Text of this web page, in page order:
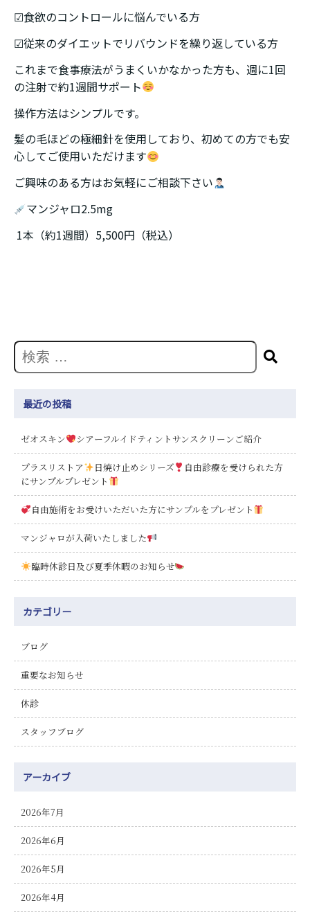
☑︎食欲のコントロールに悩んでいる方
☑︎従来のダイエットでリバウンドを繰り返している方
これまで食事療法がうまくいかなかった方も、週に1回
の注射で約1週間サポート
操作方法はシンプルです。
髪の毛ほどの極細針を使用しており、初めての方でも安
心してご使用いただけます
ご興味のある方はお気軽にご相談下さい
マンジャロ2.5mg
1本（約1週間）5,500円（税込）
最近の投稿
ゼオスキン シアーフルイドティントサンスクリーンご紹介
プラスリストア 日焼け止めシリーズ
自由診療を受けられた方
にサンプルプレゼント
自由施術をお受けいただいた方にサンプルをプレゼント
マンジャロが入荷いたしました
臨時休診日及び夏季休暇のお知らせ
カテゴリー
ブログ
重要なお知らせ
休診
スタッフブログ
アーカイブ
2026年7月
2026年6月
2026年5月
2026年4月